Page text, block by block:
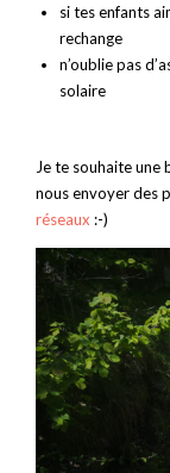
si tes enfants
rechange
n’oublie pas
solaire
Je te souhaite une
nous envoyer des
réseaux :-)